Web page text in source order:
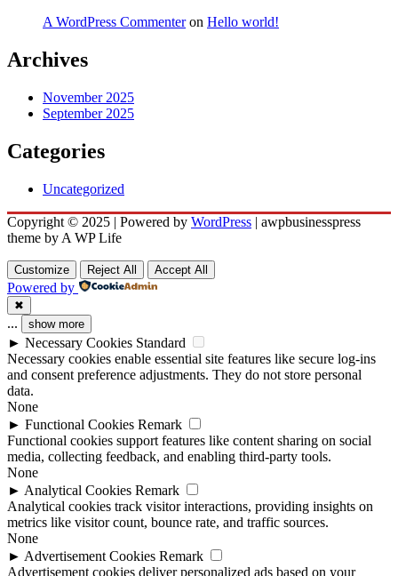
A WordPress Commenteron Hello world!
Archives
November 2025
September 2025
Categories
Uncategorized
Copyright © 2025 | Powered by WordPress | awpbusinesspress
theme by A WP Life
Customize Reject All Accept All
Powered by
✖
... show more
► Necessary Cookies Standard
Necessary cookies enable essential site features like secure log-ins
and consent preference adjustments. They do not store personal
data.
None
► Functional Cookies Remark
Functional cookies support features like content sharing on social
media, collecting feedback, and enabling third-party tools.
None
► Analytical Cookies Remark
Analytical cookies track visitor interactions, providing insights on
metrics like visitor count, bounce rate, and traffic sources.
None
► Advertisement Cookies Remark
Advertisement cookies deliver personalized ads based on your